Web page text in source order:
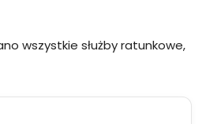
wszystkie służby ratunkowe,